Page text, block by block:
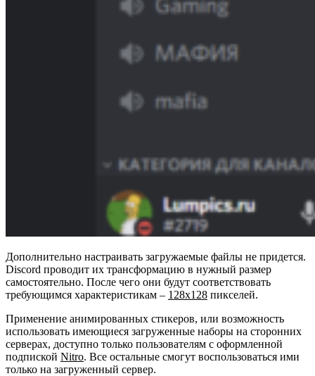
Дополнительно настраивать загружаемые файлы не придется.
Discord проводит их трансформацию в нужный размер
самостоятельно. После чего они будут соответствовать
требующимся характеристикам – 128х128 пикселей.
Применение анимированных стикеров, или возможность
использовать имеющиеся загруженные наборы на сторонних
серверах, доступно только пользователям с оформленной
подпиской Nitro. Все остальные смогут воспользоваться ими
только на загруженный сервер.